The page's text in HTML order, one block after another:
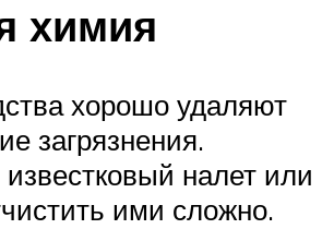
химия
хорошо удаляют
загрязнения.
налет или
ими сложно.